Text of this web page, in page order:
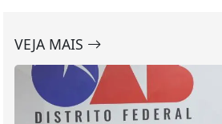
VEJA MAIS